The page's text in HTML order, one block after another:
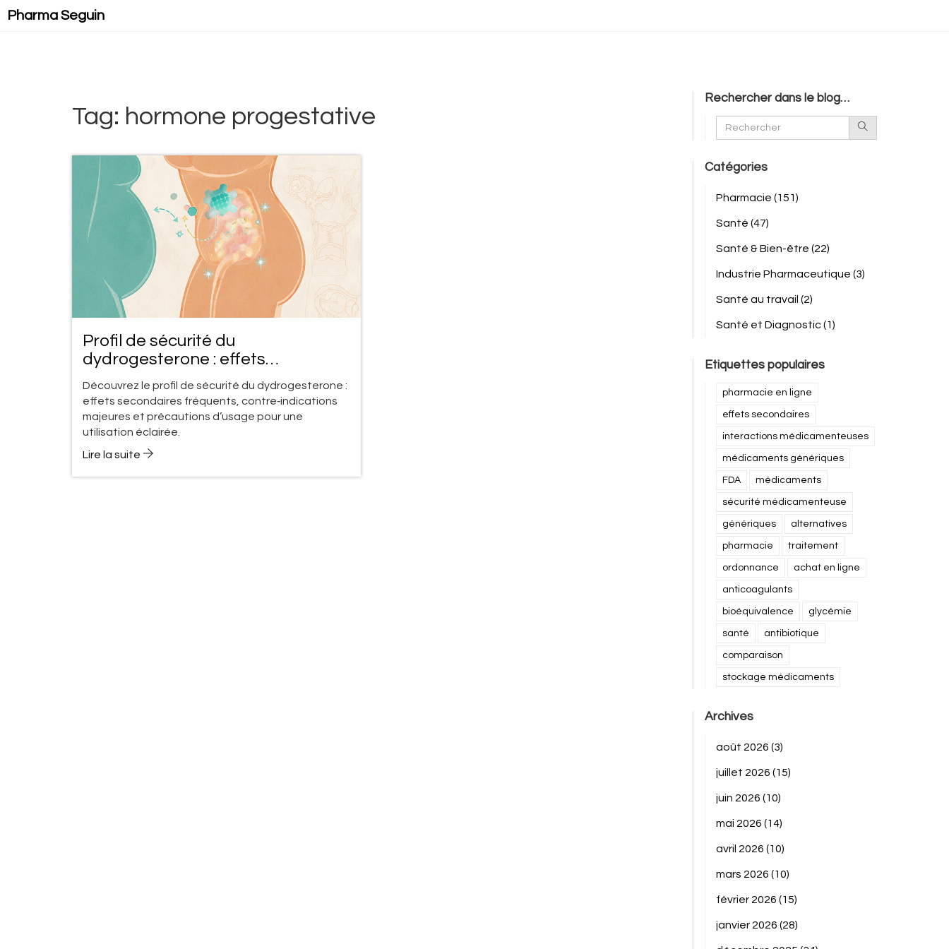
Pharma Seguin
Tag: hormone progestative
Profil de sécurité du
dydrogesterone : effets
secondaires et contre‑indications
Découvrez le profil de sécurité du dydrogesterone :
effets secondaires fréquents, contre‑indications
majeures et précautions d’usage pour une
utilisation éclairée.
Lire la suite
Rechercher dans le blog…
Catégories
Pharmacie (151)
Santé (47)
Santé & Bien-être (22)
Industrie Pharmaceutique (3)
Santé au travail (2)
Santé et Diagnostic(1)
Etiquettes populaires
pharmacie en ligne
effets secondaires
interactions médicamenteuses
médicaments génériques
FDA médicaments
sécurité médicamenteuse
génériques alternatives
pharmacie traitement
ordonnance achat en ligne
anticoagulants
bioéquivalence glycémie
santé antibiotique
comparaison
stockage médicaments
Archives
août 2026 (3)
juillet 2026 (15)
juin 2026 (10)
mai 2026 (14)
avril 2026 (10)
mars 2026 (10)
février 2026 (15)
janvier 2026 (28)